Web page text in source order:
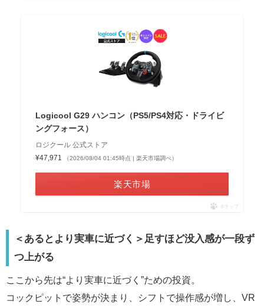
Logicool G29 ハンコン（PS5/PS4対応・ドライビ
ングフォース）
ロジクール 公式ストア
¥47,971
（2026/08/04 01:45時点 | 楽天市場調べ）
楽天市場
ポチップ
＜あるとより実車に近づく＞足すほど没入感が一段ず
つ上がる
ここから先は“より実車に近づく”ための投資。
コックピットで姿勢が決まり、シフトで操作感が増し、VR